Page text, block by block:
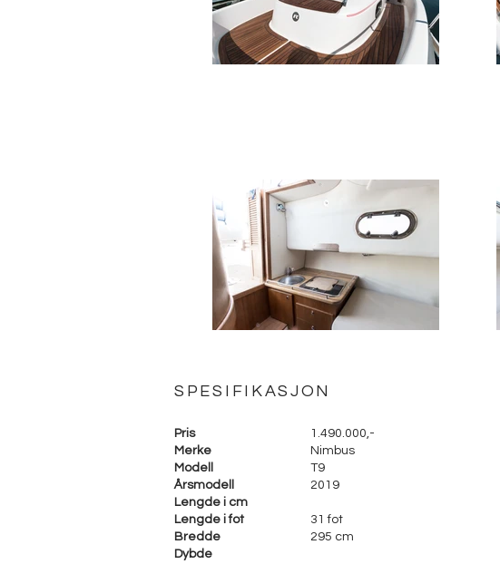
SPESIFIKASJON
1.490.000,-
Nimbus
T9
2019
Pris
Merke
Modell
Årsmodell
Lengde i cm
Lengde i fot
31 fot
Bredde
295 cm
Dybde